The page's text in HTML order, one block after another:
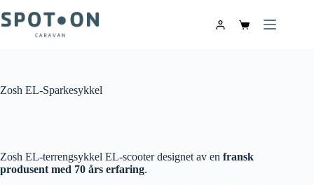
Zosh EL-Sparkesykkel
Zosh EL-terrengsykkel EL-scooter designet av en fransk
produsent med 70 års erfaring.